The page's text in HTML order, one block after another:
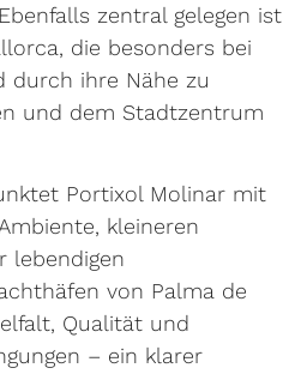
zentral gelegen ist
die besonders bei
durch ihre Nähe zu
und dem Stadtzentrum
Portixol Molinar mit
kleineren
lebendigen
von Palma de
Qualität und
– ein klarer